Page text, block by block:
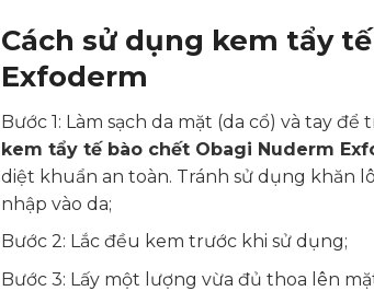
Cách sử dụng kem tẩy
Exfoderm
Bước 1: Làm sạch da mặt (da cổ) và tay
kem tẩy tế bào chết Obagi Nuderm
diệt khuẩn an toàn. Tránh sử dụng khăn
nhập vào da;
Bước 2: Lắc đều kem trước khi sử dụng;
Bước 3: Lấy một lượng vừa đủ thoa lên